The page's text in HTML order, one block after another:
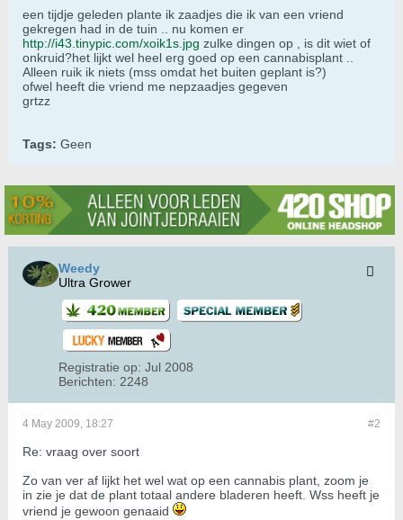
een tijdje geleden plante ik zaadjes die ik van een vriend
gekregen had in de tuin .. nu komen er
http://i43.tinypic.com/xoik1s.jpg zulke dingen op , is dit wiet of
onkruid?het lijkt wel heel erg goed op een cannabisplant ..
Alleen ruik ik niets (mss omdat het buiten geplant is?)
ofwel heeft die vriend me nepzaadjes gegeven
grtzz
Tags: Geen
Weedy
Ultra Grower
Registratie op: Jul 2008
Berichten: 2248
#2
4 May 2009, 18:27
Re: vraag over soort
Zo van ver af lijkt het wel wat op een cannabis plant, zoom je
in zie je dat de plant totaal andere bladeren heeft. Wss heeft je
vriend je gewoon genaaid